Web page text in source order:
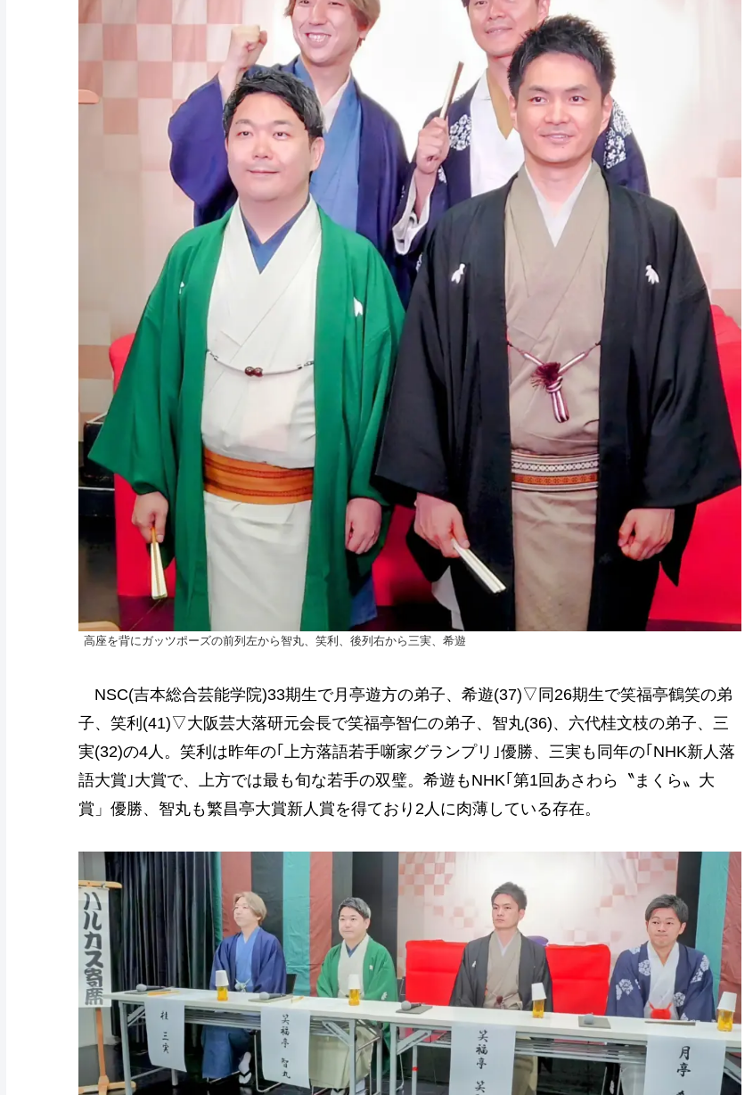
高座を背にガッツポーズの前列左から智丸、笑利、後列右から三実、希遊
NSC(吉本総合芸能学院)33期生で月亭遊方の弟子、希遊(37)▽同26期生で笑福亭鶴笑の弟
子、笑利(41)▽大阪芸大落研元会長で笑福亭智仁の弟子、智丸(36)、六代桂文枝の弟子、三
実(32)の4人。笑利は昨年の｢上方落語若手噺家グランプリ｣優勝、三実も同年の｢NHK新人落
語大賞｣大賞で、上方では最も旬な若手の双璧。希遊もNHK｢第1回あさわら〝まくら〟大
賞」優勝、智丸も繁昌亭大賞新人賞を得ており2人に肉薄している存在。